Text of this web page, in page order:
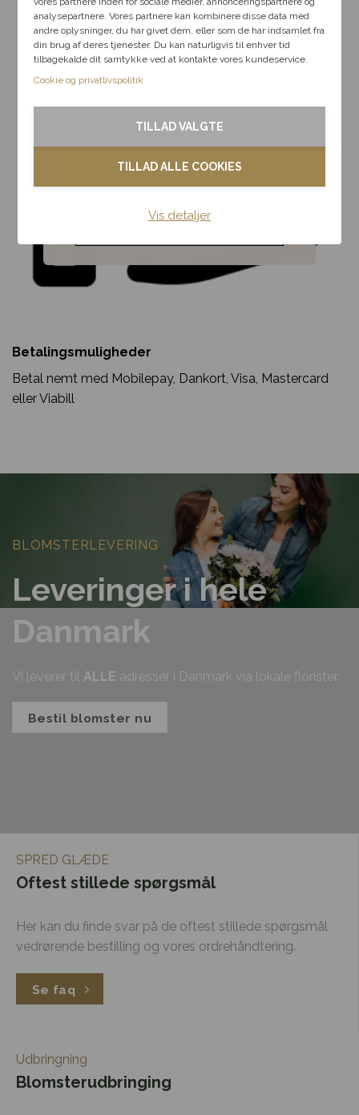
analysepartnere. Vores partnere kan kombinere disse data med
andre oplysninger, du har givet dem, eller som de har indsamlet fra
din brug af deres tjenester. Du kan naturligvis til enhver tid
tilbagekalde dit samtykke ved at kontakte vores kundeservice.
Cookie og privatlivspolitik
TILLAD ALLE COOKIES
TILLAD VALGTE
Vis detaljer
Betalingsmuligheder
Betal nemt med Mobilepay, Dankort, Visa, Mastercard
eller Viabill
BLOMSTERLEVERING
Leveringer i hele
Danmark
Vi leverer til ALLE adresser i Danmark via lokale florister.
Bestil blomster nu
SPRED GLÆDE
Oftest stillede spørgsmål
Her kan du finde svar på de oftest stillede spørgsmål
vedrørende bestilling og vores ordrehåndtering.
Se faq
Udbringning
Blomsterudbringing
Fødselsdag
Tak & omtanke
Kondolence
Blomster til hjemmet
Noget andet